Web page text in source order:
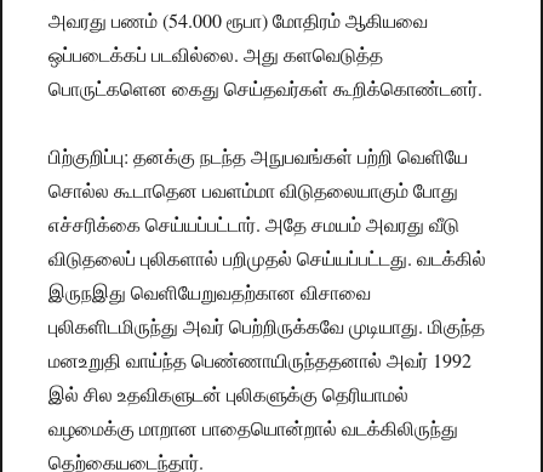
அவரது பணம் (54.000 ரூபா) மோதிரம் ஆகியவை
ஒப்படைக்கப் படவில்லை. அது களவெடுத்த
பொருட்களென கைது செய்தவர்கள் கூறிக்கொண்டனர்.
பிற்குறிப்பு: தனக்கு நடந்த அநுபவங்கள் பற்றி வெளியே
சொல்ல கூடாதென பவளம்மா விடுதலையாகும் போது
எச்சரிக்கை செய்யப்பட்டார். அதே சமயம் அவரது வீடு
விடுதலைப் புலிகளால் பறிமுதல் செய்யப்பட்டது. வடக்கில்
இருநஇது வெளியேறுவதற்கான விசாவை
புலிகளிடமிருந்து அவர் பெற்றிருக்கவே முடியாது. மிகுந்த
மனஉறுதி வாய்ந்த பெண்ணாயிருந்ததனால் அவர் 1992
இல் சில உதவிகளுடன் புலிகளுக்கு தெரியாமல்
வழமைக்கு மாறான பாதையொன்றால் வடக்கிலிருந்து
தெற்கையடைந்தார்.